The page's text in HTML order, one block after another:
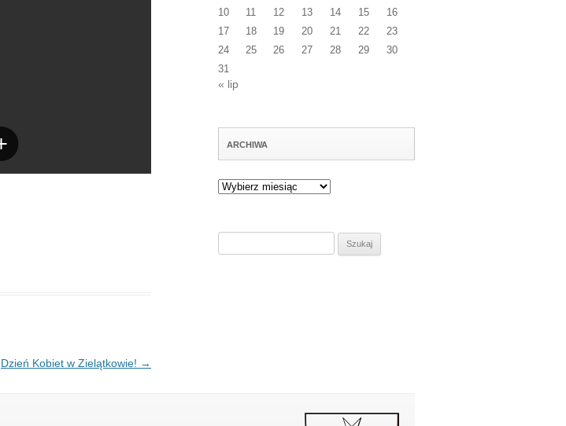
Dzień Kobiet w Zielątkowie! →
10
11 12 13 14 15
16
17
18 19 20 21 22
23
24
25 26 27 28 29
30
31
« lip
ARCHIWA
Archiwa